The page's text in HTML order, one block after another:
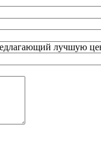
лучшую